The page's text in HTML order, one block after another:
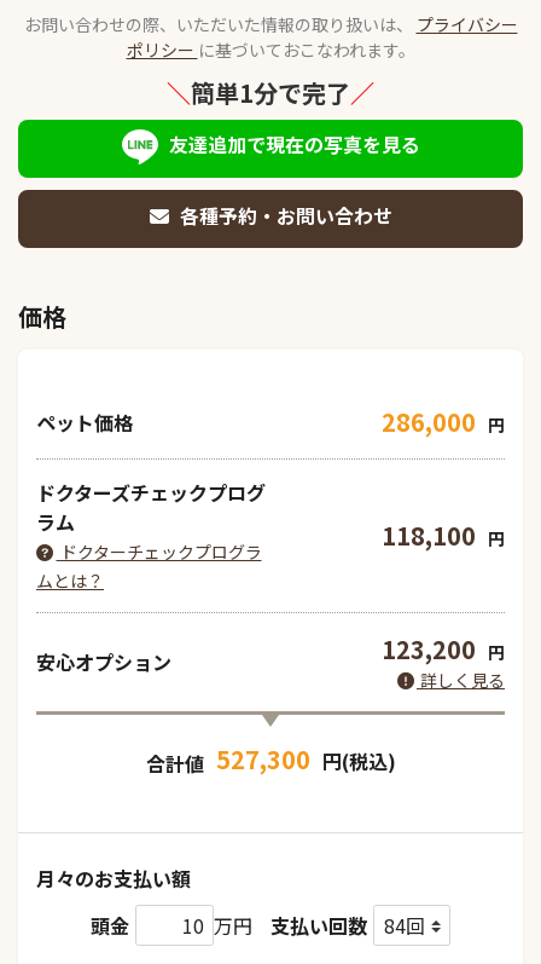
お問い合わせの際、いただいた情報の取り扱いは、 プライバシー
ポリシー に基づいておこなわれます。
＼簡単1分で完了／
友達追加で現在の写真を見る
各種予約・お問い合わせ
価格
ペット価格 286,000 円
ドクターズチェックプログ
ラム
ドクターチェックプログラ
ムとは？
118,100 円
安心オプション 123,200 円
詳しく見る
合計値 527,300 円(税込)
月々のお支払い額
頭金
万円 支払い回数